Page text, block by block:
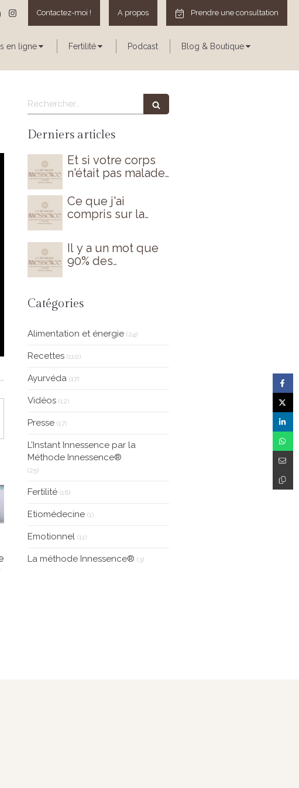
Prendre une consultation
A propos
Contactez-moi !
en ligne Fertilité Podcast Blog & Boutique
Rechercher
Derniers articles
Et si votre corps
n'était pas malade
Ce que j'ai
compris sur la
(et que personne
ne m'avait dit)
Il y a un mot que
90% des
pas encore
Catégories
Alimentation et énergie (24)
Recettes (110)
Ayurvéda (17)
Vidéos (12)
Presse (17)
L’Instant Innessence par la
Méthode Innessence®
(25)
Fertilité (16)
Etiomédecine (1)
Emotionnel (11)
La méthode Innessence® (3)